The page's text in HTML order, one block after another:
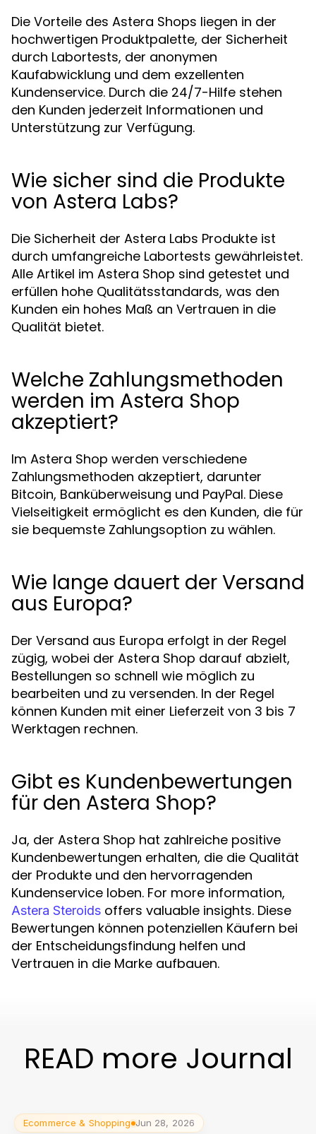
Die Vorteile des Astera Shops liegen in der
hochwertigen Produktpalette, der Sicherheit
durch Labortests, der anonymen
Kaufabwicklung und dem exzellenten
Kundenservice. Durch die 24/7-Hilfe stehen
den Kunden jederzeit Informationen und
Unterstützung zur Verfügung.
Wie sicher sind die Produkte
von Astera Labs?
Die Sicherheit der Astera Labs Produkte ist
durch umfangreiche Labortests gewährleistet.
Alle Artikel im Astera Shop sind getestet und
erfüllen hohe Qualitätsstandards, was den
Kunden ein hohes Maß an Vertrauen in die
Qualität bietet.
Welche Zahlungsmethoden
werden im Astera Shop
akzeptiert?
Im Astera Shop werden verschiedene
Zahlungsmethoden akzeptiert, darunter
Bitcoin, Banküberweisung und PayPal. Diese
Vielseitigkeit ermöglicht es den Kunden, die für
sie bequemste Zahlungsoption zu wählen.
Wie lange dauert der Versand
aus Europa?
Der Versand aus Europa erfolgt in der Regel
zügig, wobei der Astera Shop darauf abzielt,
Bestellungen so schnell wie möglich zu
bearbeiten und zu versenden. In der Regel
können Kunden mit einer Lieferzeit von 3 bis 7
Werktagen rechnen.
Gibt es Kundenbewertungen
für den Astera Shop?
Ja, der Astera Shop hat zahlreiche positive
Kundenbewertungen erhalten, die die Qualität
der Produkte und den hervorragenden
Kundenservice loben. For more information,
Astera Steroids offers valuable insights. Diese
Bewertungen können potenziellen Käufern bei
der Entscheidungsfindung helfen und
Vertrauen in die Marke aufbauen.
READ more Journal
Ecommerce & Shopping Jun 28, 2026